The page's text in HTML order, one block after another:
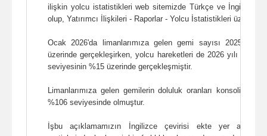
ilişkin yolcu istatistikleri web sitemizde Türkçe ve İngilizce
olup, Yatırımcı İlişkileri - Raporlar - Yolcu İstatistikleri
Ocak 2026'da limanlarımıza gelen gemi sayısı 2025 yılı
üzerinde gerçekleşirken, yolcu hareketleri de 2026 yılı Ocak
seviyesinin %15 üzerinde gerçekleşmiştir.
Limanlarımıza gelen gemilerin doluluk oranları konsolide
%106 seviyesinde olmuştur.
İşbu açıklamamızın İngilizce çevirisi ekte yer